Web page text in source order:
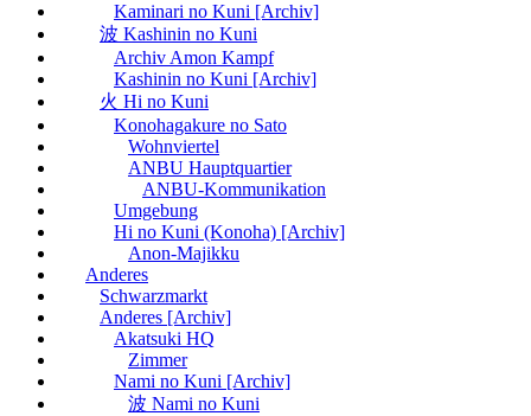
Kaminari no Kuni [Archiv]
波 Kashinin no Kuni
Archiv Amon Kampf
Kashinin no Kuni [Archiv]
火 Hi no Kuni
Konohagakure no Sato
Wohnviertel
ANBU Hauptquartier
ANBU-Kommunikation
Umgebung
Hi no Kuni (Konoha) [Archiv]
Anon-Majikku
Anderes
Schwarzmarkt
Anderes [Archiv]
Akatsuki HQ
Zimmer
Nami no Kuni [Archiv]
波 Nami no Kuni